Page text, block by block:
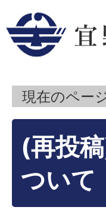
現在のペー
(再投
ついて